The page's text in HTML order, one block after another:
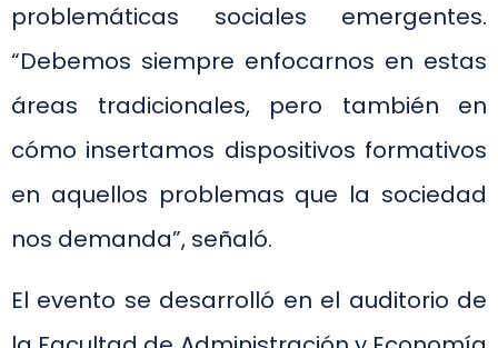
problemáticas sociales emergentes.
“Debemos siempre enfocarnos en estas
áreas tradicionales, pero también en
cómo insertamos dispositivos formativos
en aquellos problemas que la sociedad
nos demanda”, señaló.
El evento se desarrolló en el auditorio de